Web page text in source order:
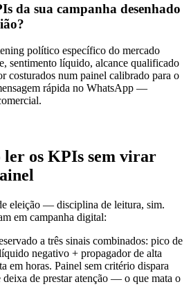
da sua campanha desenhado
político específico do mercado
sentimento líquido, alcance qualificado
costurados num painel calibrado para o
rápida no WhatsApp —
ler os KPIs sem virar
eleição — disciplina de leitura, sim.
em campanha digital:
a três sinais combinados: pico de
negativo + propagador de alta
em horas. Painel sem critério dispara
deixa de prestar atenção — o que mata o